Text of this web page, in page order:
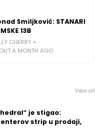
Smiljković: STANARI
13B
CHERRY
A MONTH AGO
View all
je stigao:
strip u prodaji,